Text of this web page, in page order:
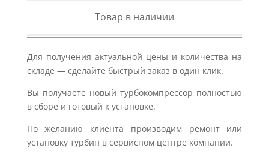
Товар в наличии
Для получения актуальной цены и количества на
складе — сделайте быстрый заказ в один клик.
Вы получаете новый турбокомпрессор полностью
в сборе и готовый к установке.
По желанию клиента производим ремонт или
установку турбин в сервисном центре компании.